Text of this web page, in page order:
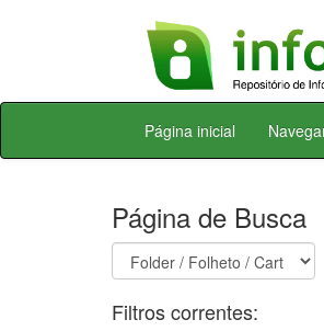
Skip
Página inicial
Página de Busca
Filtros correntes: